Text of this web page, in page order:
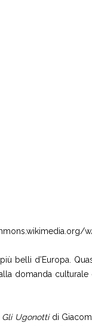
belli d’Europa.
domanda
Gli Ugonotti di